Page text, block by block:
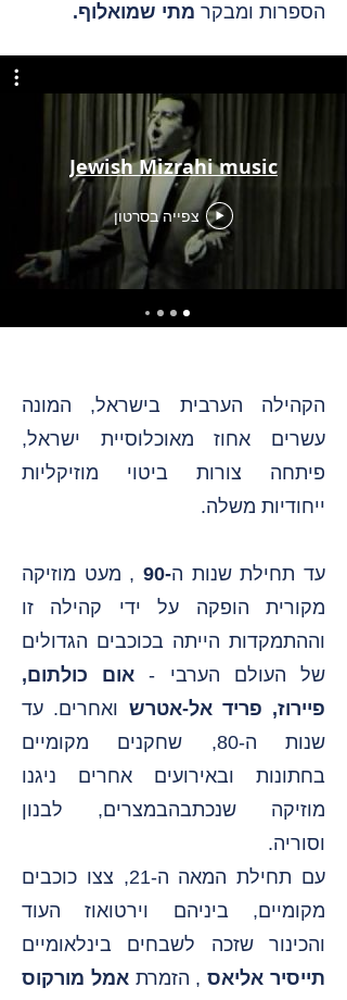
הספרות ומבקר מתי שמואלוף.
Jewish Mizrahi music
צפייה בסרטון
הקהילה הערבית בישראל, המונה
עשרים אחוז מאוכלוסיית ישראל,
פיתחה צורות ביטוי מוזיקליות
ייחודיות משלה.
עד תחילת שנות ה-90
, מעט מוזיקה
מקורית הופקה על ידי קהילה זו
וההתמקדות הייתה בכוכבים הגדולים
של העולם הערבי - אום כולתום,
פיירוז, פריד אל-אטרש ואחרים. עד
שנות ה-80, שחקנים מקומיים
בחתונות ובאירועים אחרים ניגנו
מוזיקה שנכתבהבמצרים, לבנון
וסוריה.
עם תחילת המאה ה-21, צצו כוכבים
מקומיים, ביניהם וירטואוז העוד
והכינור שזכה לשבחים בינלאומיים
תייסיר אליאס, הזמרתאמל מורקוס